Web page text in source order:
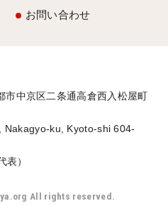
お問い合わせ
中京区二条通高倉西入松屋町
Nakagyo-ku, Kyoto-shi 604-
表）
All rights reserved.